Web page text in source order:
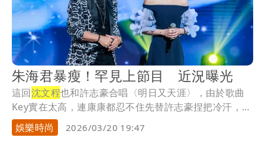
朱海君暴瘦！罕見上節目 近況曝光
這回沈文程也和許志豪合唱〈明日又天涯〉，由於歌曲
Key實在太高，連康康都忍不住先替許志豪捏把冷汗，
笑...
娛樂時尚 2026/03/20 19:47